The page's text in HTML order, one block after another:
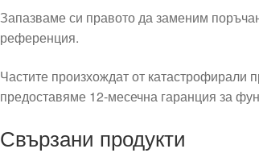
Запазваме си правото да заменим
референция.
Частите произхождат от катастрофирали
предоставяме 12-месечна гаранция за
Свързани продукти